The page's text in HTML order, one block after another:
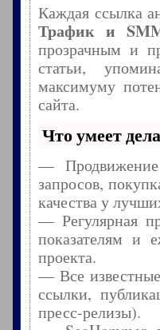
Каждая ссылка
Трафик и
прозрачным и
статьи,
максимуму
сайта.
Что умеет
—
запросов,
качества у
— Регулярная
показателям и
проекта.
— Все
ссылки,
пресс-релизы).